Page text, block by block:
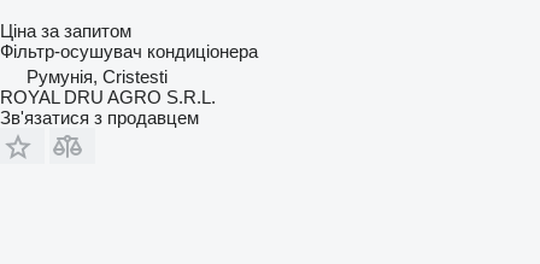
Ціна за запитом
Фільтр-осушувач кондиціонера
Румунія, Cristesti
ROYAL DRU AGRO S.R.L.
Зв'язатися з продавцем